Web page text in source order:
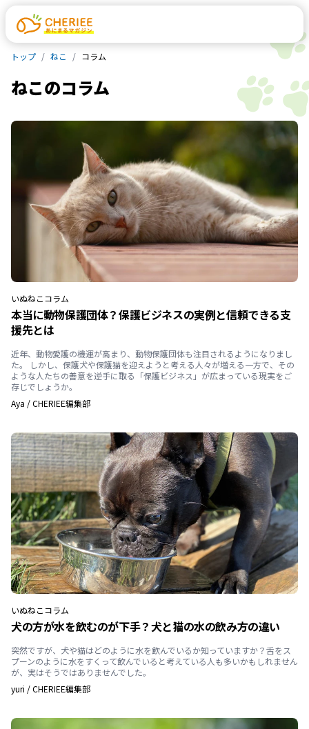
トップ ねこ コラム
ねこのコラム
いぬねこコラム
本当に動物保護団体？保護ビジネスの実例と信頼できる支
援先とは
近年、動物愛護の機運が高まり、動物保護団体も注目されるようになりまし
た。 しかし、保護犬や保護猫を迎えようと考える人々が増える一方で、その
ような人たちの善意を逆手に取る「保護ビジネス」が広まっている現実をご
存じでしょうか。
Aya /CHERIEE編集部
いぬねこコラム
犬の方が水を飲むのが下手？犬と猫の水の飲み方の違い
突然ですが、犬や猫はどのように水を飲んでいるか知っていますか？舌をス
プーンのように水をすくって飲んでいると考えている人も多いかもしれません
が、実はそうではありませんでした。
yuri /CHERIEE編集部